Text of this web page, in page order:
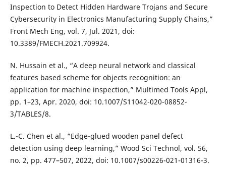
Inspection to Detect Hidden Hardware Trojans and Secure
Cybersecurity in Electronics Manufacturing Supply Chains,”
Front Mech Eng, vol. 7, Jul. 2021, doi:
10.3389/FMECH.2021.709924.
N. Hussain et al., “A deep neural network and classical
features based scheme for objects recognition: an
application for machine inspection,” Multimed Tools Appl,
pp. 1–23, Apr. 2020, doi: 10.1007/S11042-020-08852-
3/TABLES/8.
L.-C. Chen et al., “Edge-glued wooden panel defect
detection using deep learning,” Wood Sci Technol, vol. 56,
no. 2, pp. 477–507, 2022, doi: 10.1007/s00226-021-01316-3.